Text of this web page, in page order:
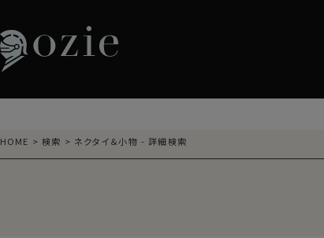
HOME 検索 ネクタイ＆小物 - 詳細検索